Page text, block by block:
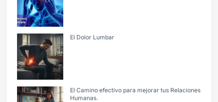
El Dolor Lumbar
El Camino efectivo para mejorar tus Relaciones
Humanas.